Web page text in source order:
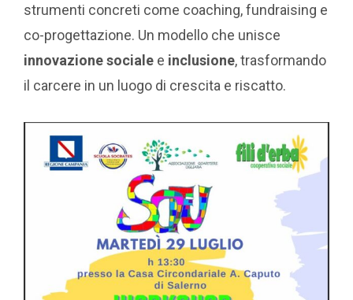
strumenti concreti come coaching, fundraising e
co-progettazione. Un modello che unisce
innovazione sociale e inclusione, trasformando
il carcere in un luogo di crescita e riscatto.